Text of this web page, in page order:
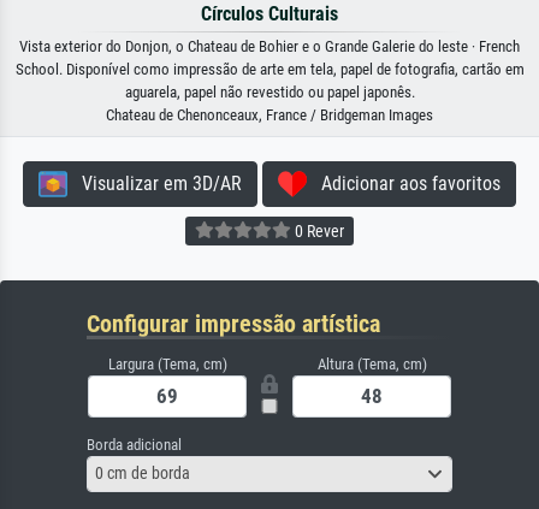
Círculos Culturais
Vista exterior do Donjon, o Chateau de Bohier e o Grande Galerie do leste · French
School. Disponível como impressão de arte em tela, papel de fotografia, cartão em
aguarela, papel não revestido ou papel japonês.
Chateau de Chenonceaux, France / Bridgeman Images
Visualizar em 3D/AR Adicionar aos favoritos
0 Rever
Configurar impressão artística
Largura (Tema, cm) Altura (Tema, cm)
Borda adicional
0 cm de borda